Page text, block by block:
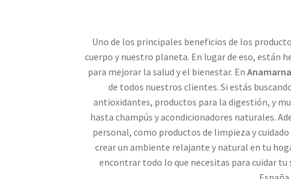
Uno de los principales beneficios de los
cuerpo y nuestro planeta. En lugar de eso, están
para mejorar la salud y el bienestar. En
de todos nuestros clientes. Si estás
antioxidantes, productos para la digestión, y
hasta champús y acondicionadores naturales.
personal, como productos de limpieza y
crear un ambiente relajante y natural en tu
encontrar todo lo que necesitas para cuidar